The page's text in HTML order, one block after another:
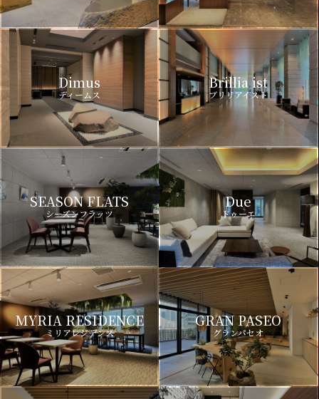
Dimus
ディームス
Brillia ist
ブリリアイスト
SEASON FLATS
シーズンフラッツ
Due
ドゥーエ
MYRIA RESIDENCE
ミリアレジデンス
GRAN PASEO
グランパセオ